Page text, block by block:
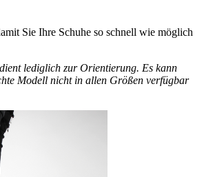
Sie Ihre Schuhe so schnell wie möglich
lediglich zur Orientierung. Es kann
Modell nicht in allen Größen verfügbar